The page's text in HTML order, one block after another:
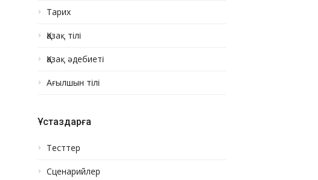
Тарих
Қазақ тілі
Қазақ әдебиеті
Ағылшын тілі
Ұстаздарға
Тесттер
Сценарийлер